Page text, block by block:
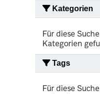
Kategorien
Für diese
Kategorien
Tags
Für diese